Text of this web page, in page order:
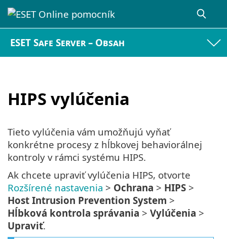
ESET Safe Server – Obsah
HIPS vylúčenia
Tieto vylúčenia vám umožňujú vyňať
konkrétne procesy z hĺbkovej behaviorálnej
kontroly v rámci systému HIPS.
Ak chcete upraviť vylúčenia HIPS, otvorte
Rozšírené nastavenia > Ochrana > HIPS >
Host Intrusion Prevention System >
Hĺbková kontrola správania > Vylúčenia >
Upraviť.